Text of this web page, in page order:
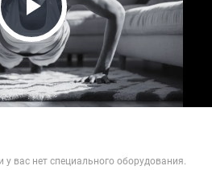
Play Video